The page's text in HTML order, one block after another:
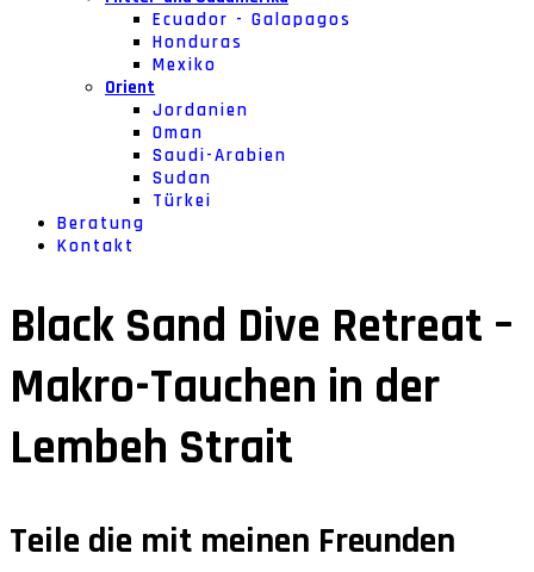
Ecuador - Galapagos
Honduras
Mexiko
Orient
Jordanien
Oman
Saudi-Arabien
Sudan
Türkei
Beratung
Kontakt
Black Sand Dive Retreat –
Makro-Tauchen in der
Lembeh Strait
Teile die mit meinen Freunden